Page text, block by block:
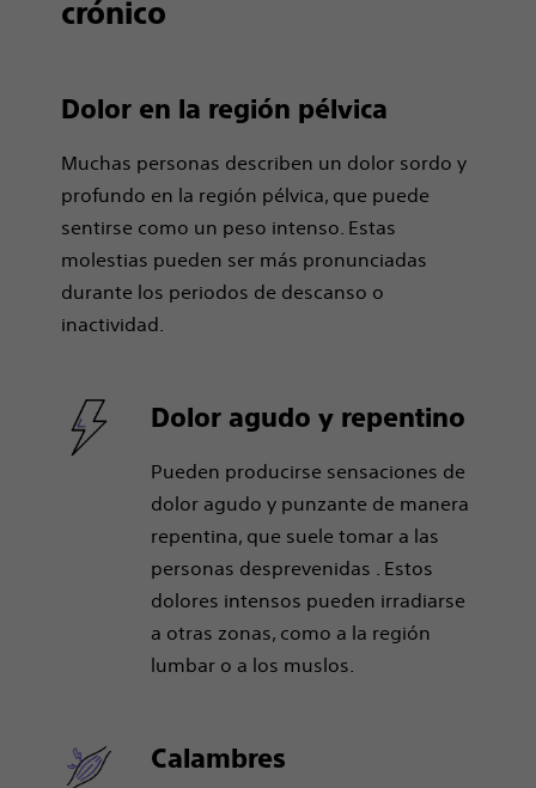
crónico
Dolor en la región pélvica
Muchas personas describen un dolor sordo y
profundo en la región pélvica, que puede
sentirse como un peso intenso. Estas
molestias pueden ser más pronunciadas
durante los periodos de descanso o
inactividad.
Dolor agudo y repentino
Pueden producirse sensaciones de
dolor agudo y punzante de manera
repentina, que suele tomar a las
personas desprevenidas . Estos
dolores intensos pueden irradiarse
a otras zonas, como a la región
lumbar o a los muslos.
Calambres